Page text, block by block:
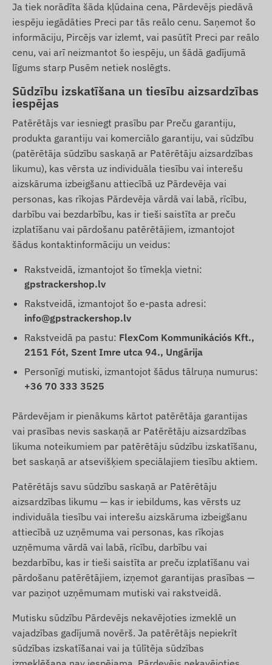
Ja tiek norādīta šāda kļūdaina cena, Pārdevējs piedāvā
iespēju iegādāties Preci par tās reālo cenu. Saņemot šo
informāciju, Pircējs var izlemt, vai pasūtīt Preci par reālo
cenu, vai arī neizmantot šo iespēju, un šādā gadījumā
līgums starp Pusēm netiek noslēgts.
Sūdzību izskatīšana un tiesību aizsardzības
iespējas
Patērētājs var iesniegt prasību par Preču garantiju,
produkta garantiju vai komerciālo garantiju, vai sūdzību
(patērētāja sūdzību saskaņā ar Patērētāju aizsardzības
likumu), kas vērsta uz individuāla tiesību vai interešu
aizskāruma izbeigšanu attiecībā uz Pārdevēja vai
personas, kas rīkojas Pārdevēja vārdā vai labā, rīcību,
darbību vai bezdarbību, kas ir tieši saistīta ar preču
izplatīšanu vai pārdošanu patērētājiem, izmantojot
šādus kontaktinformāciju un veidus:
Rakstveidā, izmantojot šo tīmekļa vietni:
gpstrackershop.lv
Rakstveidā, izmantojot šo e-pasta adresi:
info@gpstrackershop.lv
Rakstveidā pa pastu: FlexCom Kommunikációs Kft.,
2151 Fót, Szent Imre utca 94., Ungārija
Personīgi mutiski, izmantojot šādus tālruņa numurus:
+36 70 333 3525
Pārdevējam ir pienākums kārtot patērētāja garantijas
vai prasības nevis saskaņā ar Patērētāju aizsardzības
likuma noteikumiem par patērētāju sūdzību izskatīšanu,
bet saskaņā ar atsevišķiem speciālajiem tiesību aktiem.
Patērētājs savu sūdzību saskaņā ar Patērētāju
aizsardzības likumu — kas ir iebildums, kas vērsts uz
individuāla tiesību vai interešu aizskāruma izbeigšanu
attiecībā uz uzņēmuma vai personas, kas rīkojas
uzņēmuma vārdā vai labā, rīcību, darbību vai
bezdarbību, kas ir tieši saistīta ar preču izplatīšanu vai
pārdošanu patērētājiem, izņemot garantijas prasības —
var paziņot uzņēmumam mutiski vai rakstveidā.
Mutisku sūdzību Pārdevējs nekavējoties izmeklē un
vajadzības gadījumā novērš. Ja patērētājs nepiekrīt
sūdzības izskatīšanai vai ja tūlītēja sūdzības